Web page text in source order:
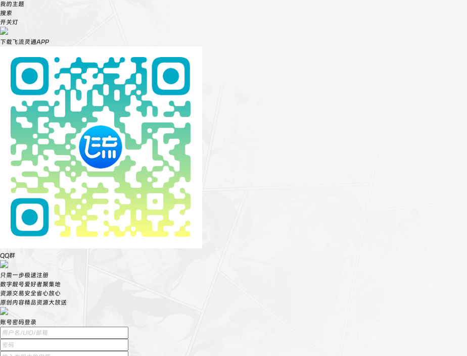
我的主题
搜索
开关灯
下载飞流灵通APP
QQ群
只需一步极速注册
数字靓号爱好者聚集地
资源交易安全省心放心
原创内容精品资源大放送
账号密码登录